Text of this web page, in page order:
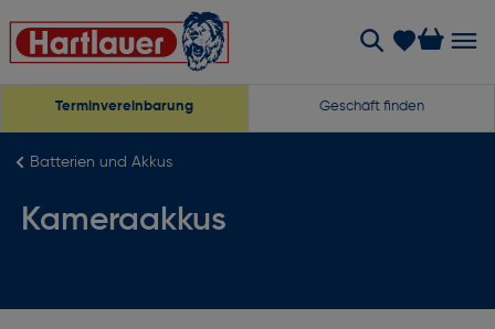
Terminvereinbarung Geschäft finden
Batterien und Akkus
Kameraakkus